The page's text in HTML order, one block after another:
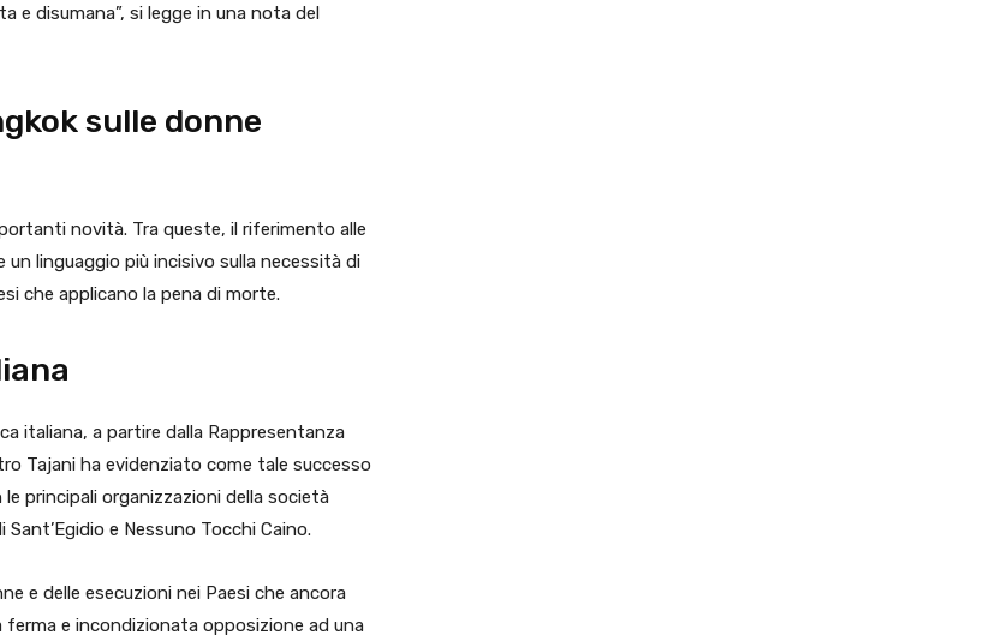
e disumana”, si legge in una nota del
sulle donne
novità. Tra queste, il riferimento alle
un linguaggio più incisivo sulla necessità di
che applicano la pena di morte.
italiana, a partire dalla Rappresentanza
Tajani ha evidenziato come tale successo
principali organizzazioni della società
e Nessuno Tocchi Caino.
e delle esecuzioni nei Paesi che ancora
e incondizionata opposizione ad una